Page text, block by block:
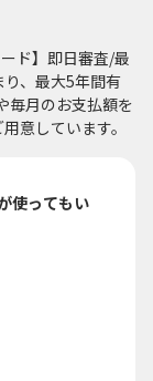
ド】即日審査/最
、最大5年間有
毎月のお支払額を
意しています。
使ってもい